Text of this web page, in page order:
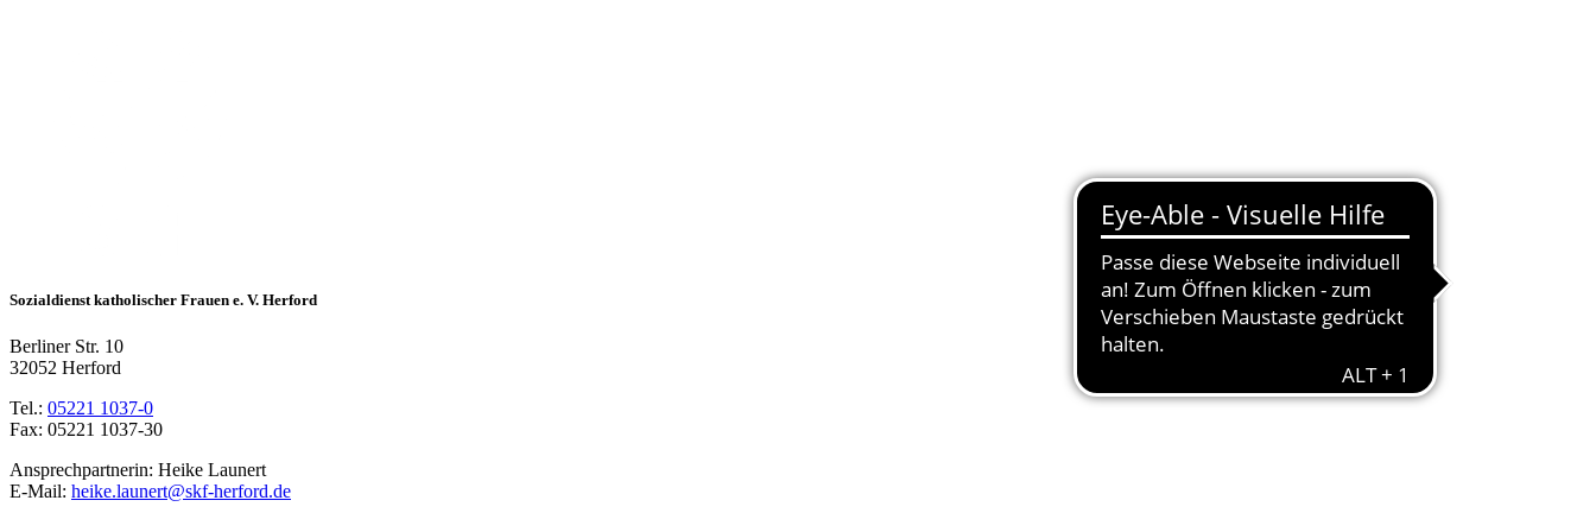
Sozialdienst katholischer Frauen e. V. Herford
Berliner Str. 10
32052 Herford
Tel.: 05221 1037-0
Fax: 05221 1037-30
Ansprechpartnerin: Heike Launert
E-Mail: heike.launert@skf-herford.de